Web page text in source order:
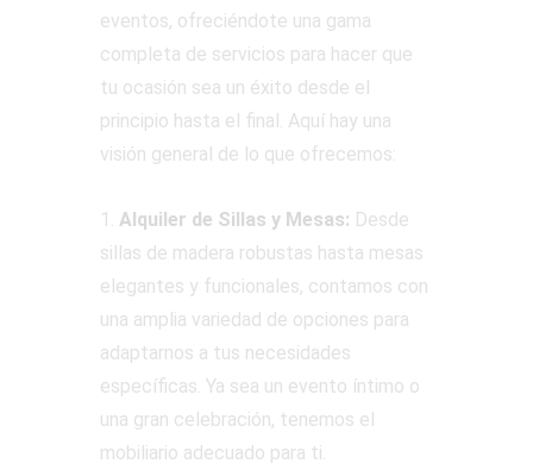
eventos, ofreciéndote una gama
completa de servicios para hacer que
tu ocasión sea un éxito desde el
principio hasta el final. Aquí hay una
visión general de lo que ofrecemos:
1. Alquiler de Sillas y Mesas: Desde
sillas de madera robustas hasta mesas
elegantes y funcionales, contamos con
una amplia variedad de opciones para
adaptarnos a tus necesidades
específicas. Ya sea un evento íntimo o
una gran celebración, tenemos el
mobiliario adecuado para ti.